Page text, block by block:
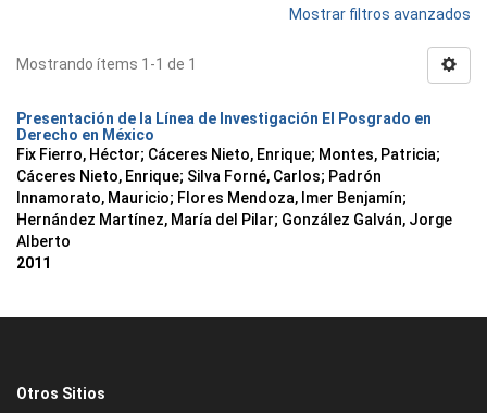
Mostrar filtros avanzados
Mostrando ítems 1-1 de 1
Presentación de la Línea de Investigación El Posgrado en
Derecho en México
Fix Fierro, Héctor; Cáceres Nieto, Enrique; Montes, Patricia;
Cáceres Nieto, Enrique; Silva Forné, Carlos; Padrón
Innamorato, Mauricio; Flores Mendoza, Imer Benjamín;
Hernández Martínez, María del Pilar; González Galván, Jorge
Alberto
2011
Otros Sitios